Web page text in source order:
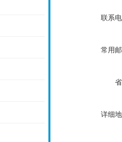
联系
常用
详细